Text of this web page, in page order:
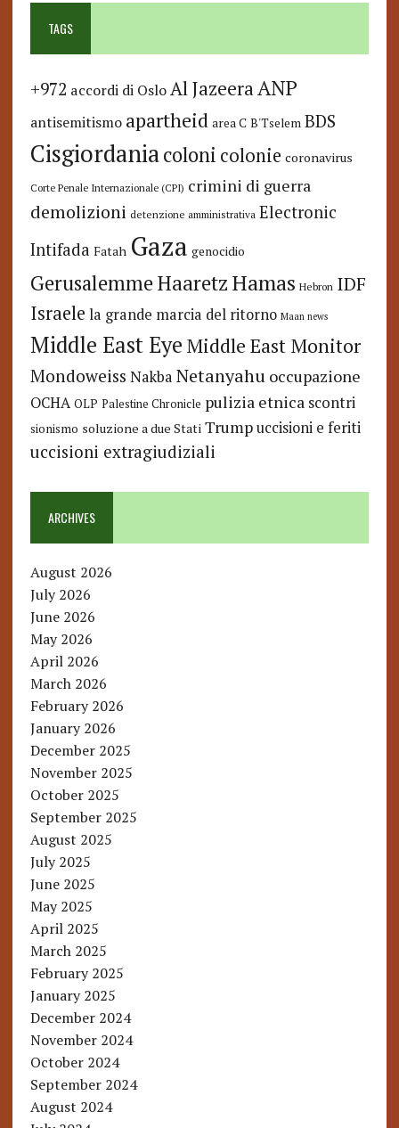
TAGS
+972 accordi di Oslo Al JazeeraANP
antisemitismo apartheid area C B'Tselem BDS
Cisgiordaniacoloni colonie coronavirus
Corte Penale Internazionale (CPI) crimini di guerra
demolizioni detenzione amministrativa Electronic
Intifada Fatah Gaza genocidio
GerusalemmeHaaretzHamas Hebron IDF
Israele la grande marcia del ritorno Maan news
Middle East Eye Middle East Monitor
Mondoweiss Nakba Netanyahu occupazione
OCHA OLP Palestine Chronicle pulizia etnica scontri
sionismo soluzione a due Stati Trump uccisioni e feriti
uccisioni extragiudiziali
ARCHIVES
August 2026
July 2026
June 2026
May 2026
April 2026
March 2026
February 2026
January 2026
December 2025
November 2025
October 2025
September 2025
August 2025
July 2025
June 2025
May 2025
April 2025
March 2025
February 2025
January 2025
December 2024
November 2024
October 2024
September 2024
August 2024